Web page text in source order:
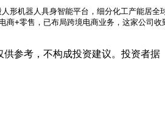
形机器人具身智能平台，细分化工产能居
零售，已布局跨境电商业务，这家公司收
供参考，不构成投资建议。投资者据